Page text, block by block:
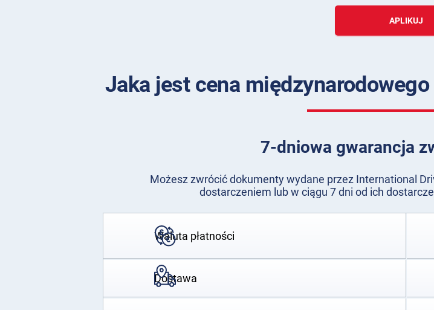
APLIKUJ
Jaka jest cena
7-dniowa gwarancja
Możesz zwrócić dokumenty wydane przez International
dostarczeniem lub w ciągu 7 dni od ich
Waluta płatności
Dostawa